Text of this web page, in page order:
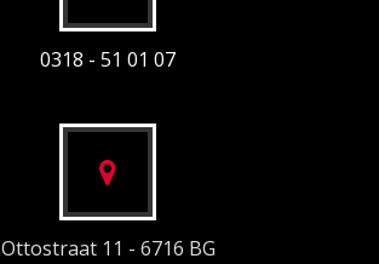
0318 - 51 01 07
Ottostraat 11 - 6716 BG